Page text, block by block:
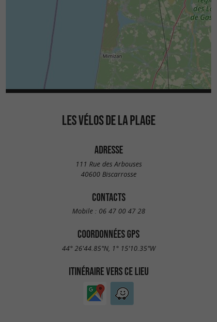
LES VÉLOS DE LA PLAGE
ADRESSE
111 Rue des Arbouses
40600 Biscarrosse
CONTACTS
Mobile : 06 47 00 47 28
COORDONNÉES GPS
44° 26'44.85"N, 1° 15'10.35"W
ITINÉRAIRE VERS CE LIEU